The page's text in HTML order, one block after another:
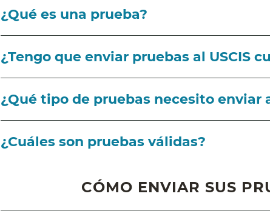
¿Qué es una prueba?
¿Tengo que enviar pruebas al USCIS
¿Qué tipo de pruebas necesito enviar
¿Cuáles son pruebas válidas?
CÓMO ENVIAR SUS